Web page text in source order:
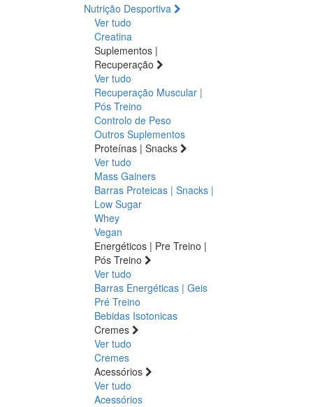
Nutrição Desportiva
Ver tudo
Creatina
Suplementos |
Recuperação
Ver tudo
Recuperação Muscular |
Pós Treino
Controlo de Peso
Outros Suplementos
Proteínas | Snacks
Ver tudo
Mass Gainers
Barras Proteicas | Snacks |
Low Sugar
Whey
Vegan
Energéticos | Pre Treino |
Pós Treino
Ver tudo
Barras Energéticas | Geis
Pré Treino
Bebidas Isotonicas
Cremes
Ver tudo
Cremes
Acessórios
Ver tudo
Acessórios